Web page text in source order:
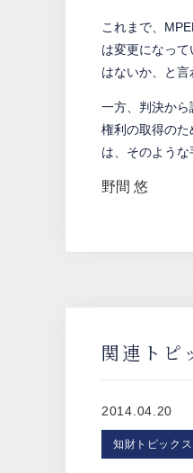
これまで、
は変更になっ
はないか、と
一方、判決か
権利の取得の
は、そのような
野間 悠
関連トピ
2014.04.20
知財トピックス